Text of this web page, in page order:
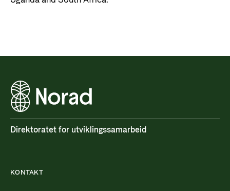
Direktoratet for utviklingssamarbeid
KONTAKT